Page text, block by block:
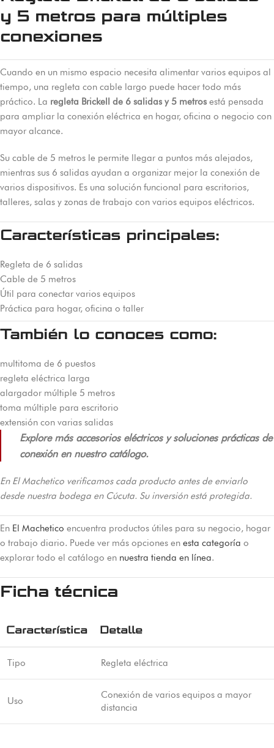
y 5 metros para múltiples
conexiones
Cuando en un mismo espacio necesita alimentar varios equipos al
tiempo, una regleta con cable largo puede hacer todo más
práctico. La regleta Brickell de 6 salidas y 5 metros está pensada
para ampliar la conexión eléctrica en hogar, oficina o negocio con
mayor alcance.
Su cable de 5 metros le permite llegar a puntos más alejados,
mientras sus 6 salidas ayudan a organizar mejor la conexión de
varios dispositivos. Es una solución funcional para escritorios,
talleres, salas y zonas de trabajo con varios equipos eléctricos.
Características principales:
Regleta de 6 salidas
Cable de 5 metros
Útil para conectar varios equipos
Práctica para hogar, oficina o taller
También lo conoces como:
multitoma de 6 puestos
regleta eléctrica larga
alargador múltiple 5 metros
toma múltiple para escritorio
extensión con varias salidas
Explore más accesorios eléctricos y soluciones prácticas de
conexión en nuestro catálogo.
En El Machetico verificamos cada producto antes de enviarlo
desde nuestra bodega en Cúcuta. Su inversión está protegida.
En El Machetico encuentra productos útiles para su negocio, hogar
o trabajo diario. Puede ver más opciones en esta categoría o
explorar todo el catálogo en nuestra tienda en línea.
Ficha técnica
Característica Detalle
Tipo Regleta eléctrica
Uso
Conexión de varios equipos a mayor
distancia